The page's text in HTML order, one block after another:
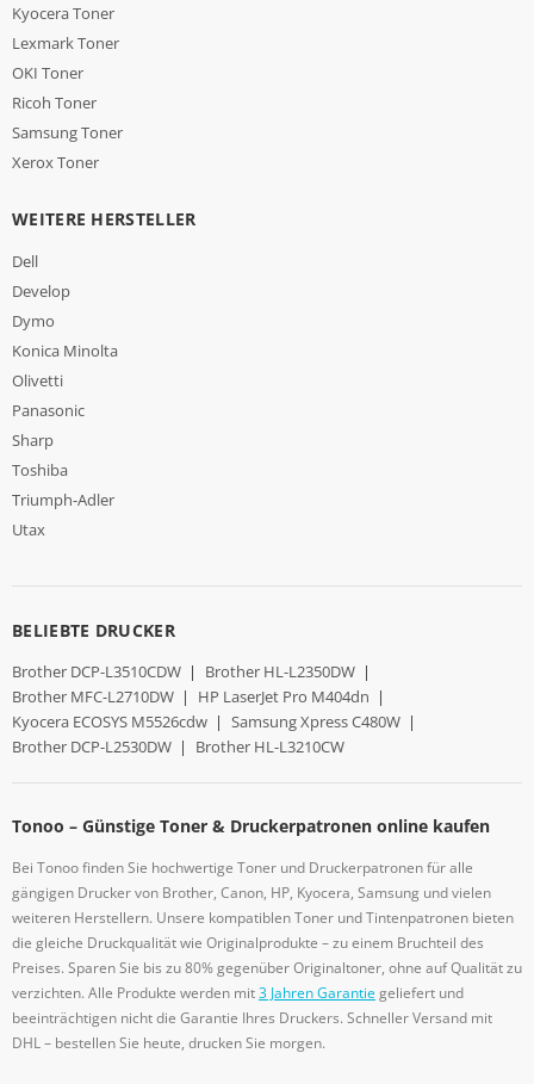
Kyocera Toner
Lexmark Toner
OKI Toner
Ricoh Toner
Samsung Toner
Xerox Toner
WEITERE HERSTELLER
Dell
Develop
Dymo
Konica Minolta
Olivetti
Panasonic
Sharp
Toshiba
Triumph-Adler
Utax
BELIEBTE DRUCKER
Brother DCP-L3510CDW | Brother HL-L2350DW |
Brother MFC-L2710DW | HP LaserJet Pro M404dn |
Kyocera ECOSYS M5526cdw | Samsung Xpress C480W |
Brother DCP-L2530DW | Brother HL-L3210CW
Tonoo – Günstige Toner & Druckerpatronen online kaufen
Bei Tonoo finden Sie hochwertige Toner und Druckerpatronen für alle
gängigen Drucker von Brother, Canon, HP, Kyocera, Samsung und vielen
weiteren Herstellern. Unsere kompatiblen Toner und Tintenpatronen bieten
die gleiche Druckqualität wie Originalprodukte – zu einem Bruchteil des
Preises. Sparen Sie bis zu 80% gegenüber Originaltoner, ohne auf Qualität zu
verzichten. Alle Produkte werden mit3 Jahren Garantiegeliefert und
beeinträchtigen nicht die Garantie Ihres Druckers. Schneller Versand mit
DHL – bestellen Sie heute, drucken Sie morgen.